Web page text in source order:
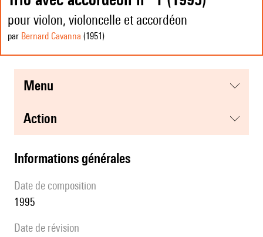
pour violon, violoncelle et accordéon
par Bernard Cavanna (1951 )
menu
action
informations générales
date de composition
1995
date de révision